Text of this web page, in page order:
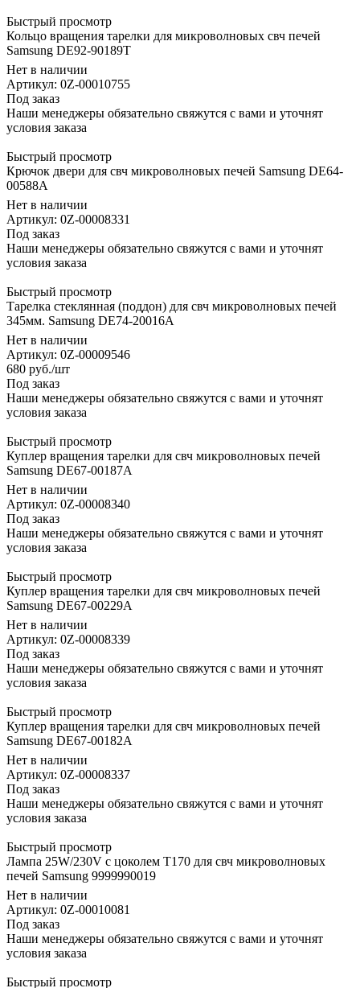
Быстрый просмотр
Кольцо вращения тарелки для микроволновых свч печей
Samsung DE92-90189T
Нет в наличии
Артикул: 0Z-00010755
Под заказ
Наши менеджеры обязательно свяжутся с вами и уточнят
условия заказа
Быстрый просмотр
Крючок двери для свч микроволновых печей Samsung DE64-
00588A
Нет в наличии
Артикул: 0Z-00008331
Под заказ
Наши менеджеры обязательно свяжутся с вами и уточнят
условия заказа
Быстрый просмотр
Тарелка стеклянная (поддон) для свч микроволновых печей
345мм. Samsung DE74-20016A
Нет в наличии
Артикул: 0Z-00009546
680 руб./шт
Под заказ
Наши менеджеры обязательно свяжутся с вами и уточнят
условия заказа
Быстрый просмотр
Куплер вращения тарелки для свч микроволновых печей
Samsung DE67-00187A
Нет в наличии
Артикул: 0Z-00008340
Под заказ
Наши менеджеры обязательно свяжутся с вами и уточнят
условия заказа
Быстрый просмотр
Куплер вращения тарелки для свч микроволновых печей
Samsung DE67-00229A
Нет в наличии
Артикул: 0Z-00008339
Под заказ
Наши менеджеры обязательно свяжутся с вами и уточнят
условия заказа
Быстрый просмотр
Куплер вращения тарелки для свч микроволновых печей
Samsung DE67-00182A
Нет в наличии
Артикул: 0Z-00008337
Под заказ
Наши менеджеры обязательно свяжутся с вами и уточнят
условия заказа
Быстрый просмотр
Лампа 25W/230V с цоколем T170 для свч микроволновых
печей Samsung 9999990019
Нет в наличии
Артикул: 0Z-00010081
Под заказ
Наши менеджеры обязательно свяжутся с вами и уточнят
условия заказа
Быстрый просмотр